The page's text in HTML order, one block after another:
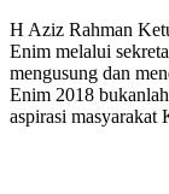
H Aziz Rahman
Enim melalui
mengusung dan
Enim 2018
aspirasi masyarakat